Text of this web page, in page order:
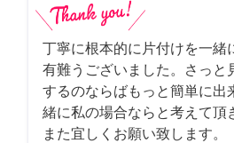
丁寧に根本的に片付けを一緒
有難うございました。さっと
するのならばもっと簡単に出
緒に私の場合ならと考えて頂
また宜しくお願い致します。